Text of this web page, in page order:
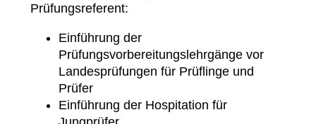
Prüfungsreferent:
Einführung der
Prüfungsvorbereitungslehrgänge vor
Landesprüfungen für Prüflinge und
Prüfer
Einführung der Hospitation für